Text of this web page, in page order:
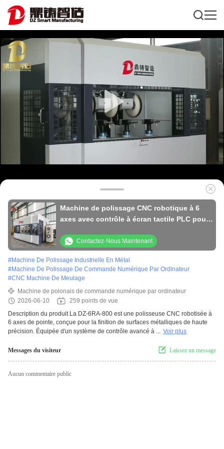
Machine de polissage CNC robotique à 6
axes avec contrôle à écran tactile PLC pour
Contactez-Nous Maintenant
#Machine De Polissage Industrielle En Métal
#Machine De Polissage De Commande Numérique Par Ordinateur
#CNC Machine De Meulage
Machine de polonais de commande numérique par ordinateur
2026-06-10
259 points de vue
Description du produit La DZ-6RA-800 est une polisseuse CNC robotisée à
6 axes de pointe, conçue pour la finition de surfaces métalliques de haute
précision. Équipée d'un système de contrôle avancé à ... Voir plus
Messages du visiteur Laissez un message
Aucun commentaire public